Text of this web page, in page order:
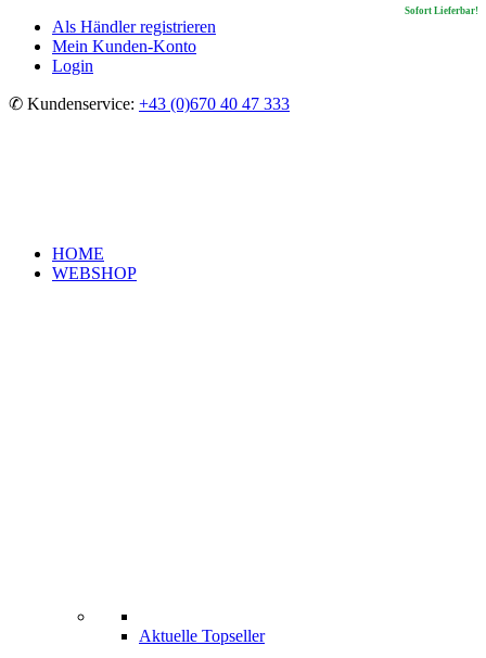
Als Händler registrieren
Mein Kunden-Konto
Login
✆ Kundenservice: +43 (0)670 40 47 333
HOME
WEBSHOP
Aktuelle Topseller
Sofort Lieferbar!
Sofort Lieferbar!
In Kürze lieferbar!
Sofort Lieferbar!